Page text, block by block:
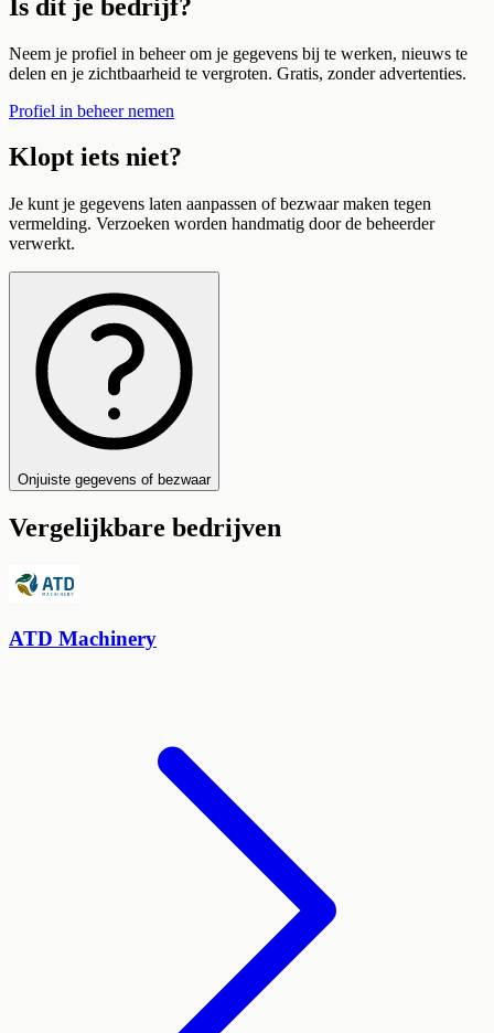
Is dit je bedrijf?
Neem je profiel in beheer om je gegevens bij te werken, nieuws te
delen en je zichtbaarheid te vergroten. Gratis, zonder advertenties.
Profiel in beheer nemen
Klopt iets niet?
Je kunt je gegevens laten aanpassen of bezwaar maken tegen
vermelding. Verzoeken worden handmatig door de beheerder
verwerkt.
Onjuiste gegevens of bezwaar
Vergelijkbare bedrijven
ATD Machinery